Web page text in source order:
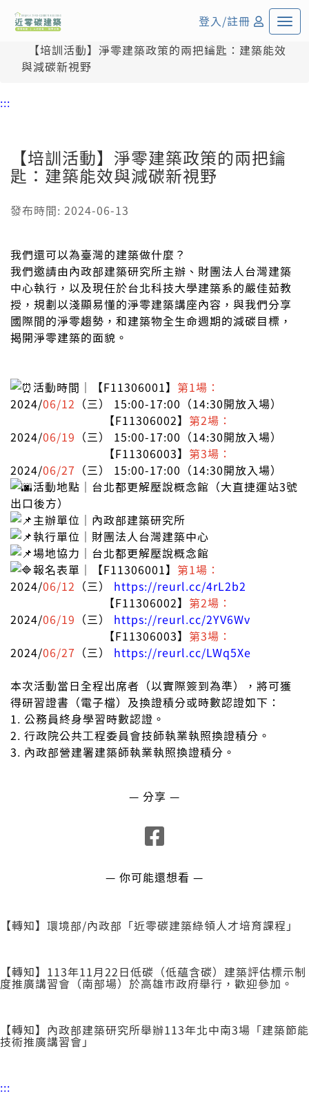
登入/註冊
首頁
【培訓活動】淨零建築政策的兩把鑰匙：建築能效
與減碳新視野
:::
【培訓活動】淨零建築政策的兩把鑰
匙：建築能效與減碳新視野
發布時間: 2024-06-13
我們還可以為臺灣的建築做什麼？
我們邀請由內政部建築研究所主辦、財團法人台灣建築
中心執行，以及現任於台北科技大學建築系的嚴佳茹教
授，規劃以淺顯易懂的淨零建築講座內容，與我們分享
國際間的淨零趨勢，和建築物全生命週期的減碳目標，
揭開淨零建築的面貌。
活動時間｜【F11306001】 第1場：
2024/06/12 （三） 15:00-17:00（14:30開放入場）
【F11306002】 第2場：
2024/06/19 （三） 15:00-17:00（14:30開放入場）
【F11306003】 第3場：
2024/06/27 （三） 15:00-17:00（14:30開放入場）
活動地點｜台北都更解壓說概念館（大直捷運站3號
出口後方）
主辦單位｜內政部建築研究所
執行單位｜財團法人台灣建築中心
場地協力｜台北都更解壓說概念館
報名表單｜【F11306001】 第1場：
2024/06/12 （三） https://reurl.cc/4rL2b2
【F11306002】 第2場：
2024/06/19 （三） https://reurl.cc/2YV6Wv
【F11306003】 第3場：
2024/06/27 （三） https://reurl.cc/LWq5Xe
本次活動當日全程出席者（以實際簽到為準），將可獲
得研習證書（電子檔）及換證積分或時數認證如下：
1. 公務員終身學習時數認證。
2. 行政院公共⼯程委員會技師執業執照換證積分。
3. 內政部營建署建築師執業執照換證積分。
— 分享 —
— 你可能還想看 —
【轉知】環境部/內政部「近零碳建築綠領人才培育課程」
【轉知】113年11月22日低碳（低蘊含碳）建築評估標示制
度推廣講習會（南部場）於高雄市政府舉行，歡迎參加。
【轉知】內政部建築研究所舉辦113年北中南3場「建築節能
技術推廣講習會」
:::